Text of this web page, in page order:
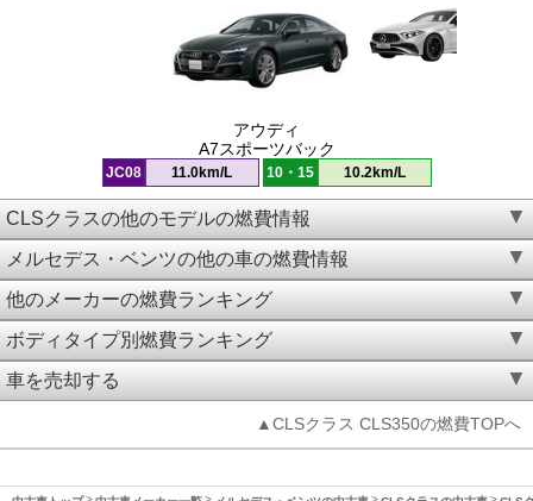
アウディ
A7スポーツバック
JC08 11.0km/L 10・15 10.2km/L
CLSクラスの他のモデルの燃費情報
メルセデス・ベンツの他の車の燃費情報
他のメーカーの燃費ランキング
ボディタイプ別燃費ランキング
車を売却する
▲CLSクラス CLS350の燃費TOPへ